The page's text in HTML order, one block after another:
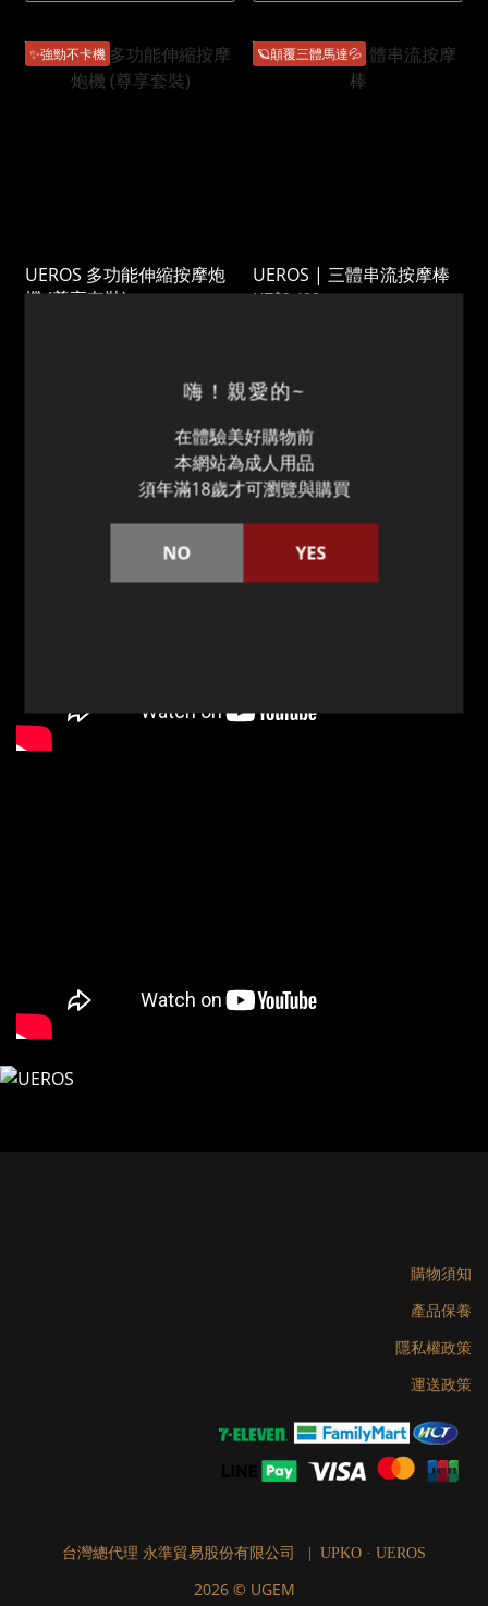
✨強勁不卡機
UEROS 多功能伸縮按摩炮
機 (尊享套裝)
🪐顛覆三體馬達💦
UEROS | 三體串流按摩棒
NT$2,490
購物須知
產品保養
隱私權政策
運送政策
台灣總代理 永準貿易股份有限公司 | UPKO · UEROS
2026 © UGEM
嗨！親愛的~
在體驗美好購物前
本網站為成人用品
須年滿18歲才可瀏覽與購買
NO YES